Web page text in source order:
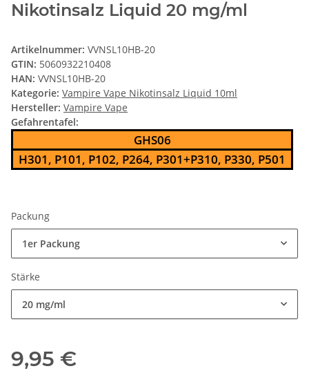
Nikotinsalz Liquid 20 mg/ml
Artikelnummer: VVNSL10HB-20
GTIN: 5060932210408
HAN: VVNSL10HB-20
Kategorie: Vampire Vape Nikotinsalz Liquid 10ml
Hersteller: Vampire Vape
Gefahrentafel:
GHS06
H301, P101, P102, P264, P301+P310, P330, P501
Packung
1er Packung
Stärke
20 mg/ml
9,95 €